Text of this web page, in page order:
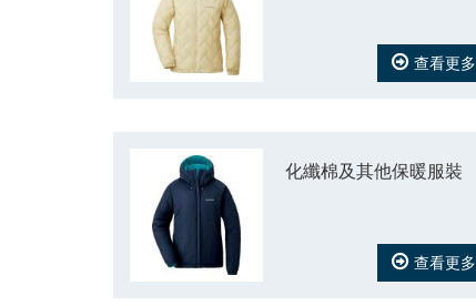
查看更多
化纖棉及其他保暖服裝
查看更多